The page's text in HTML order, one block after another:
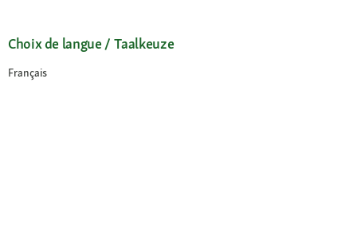
Choix de langue / Taalkeuze
Français